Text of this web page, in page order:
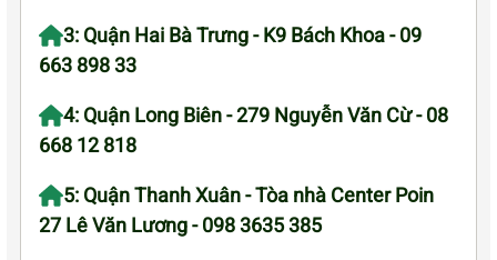
3: Quận Hai Bà Trưng - K9 Bách Khoa - 09
663 898 33
4: Quận Long Biên - 279 Nguyễn Văn Cừ - 08
668 12 818
5: Quận Thanh Xuân - Tòa nhà Center Poin
27 Lê Văn Lương - 098 3635 385